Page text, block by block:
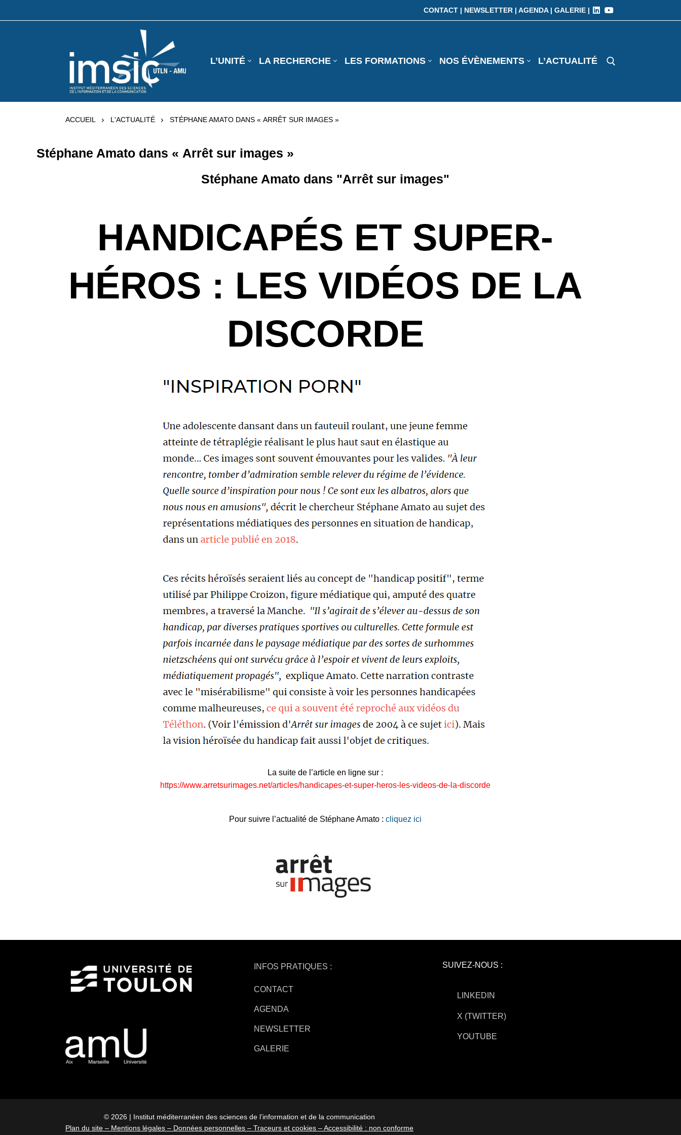
CONTACT | NEWSLETTER | AGENDA | GALERIE |
L’UNITÉ LA RECHERCHE LES FORMATIONS NOS ÉVÈNEMENTS L’ACTUALITÉ
ACCUEIL L'ACTUALITÉ STÉPHANE AMATO DANS « ARRÊT SUR IMAGES »
Stéphane Amato dans « Arrêt sur images »
Stéphane Amato dans "Arrêt sur images"
HANDICAPÉS ET SUPER-
HÉROS : LES VIDÉOS DE LA
DISCORDE
La suite de l’article en ligne sur :
https://www.arretsurimages.net/articles/handicapes-et-super-heros-les-videos-de-la-discorde
Pour suivre l’actualité de Stéphane Amato : cliquez ici
INFOS PRATIQUES :
CONTACT
AGENDA
NEWSLETTER
GALERIE
SUIVEZ-NOUS :
LINKEDIN
X (TWITTER)
YOUTUBE
© 2026 | Institut méditerranéen des sciences de l’information et de la communication
Plan du site – Mentions légales – Données personnelles – Traceurs et cookies –Accessibilité : non conforme